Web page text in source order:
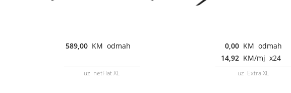
589,00 KM odmah
uz netFlat XL
0,00 KM odmah
14,92 KM/mj x24
uz Extra XL